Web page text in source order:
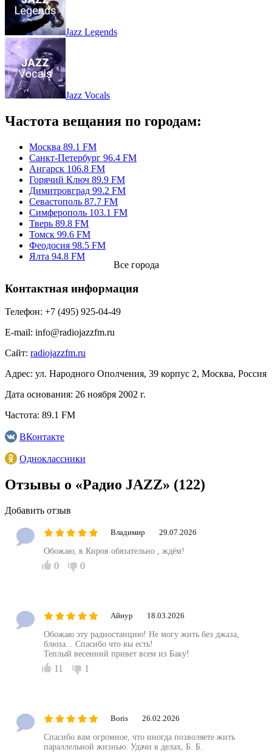
Jazz Legends
Jazz Vocals
Частота вещания по городам:
Москва 89.1 FM
Санкт-Петербург 96.4 FM
Ангарск 106.8 FM
Горячий Ключ 89.9 FM
Димитровград 99.2 FM
Севастополь 87.7 FM
Симферополь 103.1 FM
Тверь 89.8 FM
Томск 99.6 FM
Феодосия 98.5 FM
Ялта 94.8 FM
Все города
Контактная информация
Телефон: +7 (495) 925-04-49
E-mail: info@radiojazzfm.ru
Сайт: radiojazzfm.ru
Адрес: ул. Народного Ополчения, 39 корпус 2, Москва, Россия
Дата основания: 26 ноября 2002 г.
Частота: 89.1 FM
ВКонтакте
Одноклассники
Отзывы о «Радио JAZZ» (122)
Добавить отзыв
Владимир 29.07.2026
Обожаю, в Киров обязательно , ждём!
0 0
Айнур 18.03.2026
Обожаю эту радиостанцию! Не могу жить без джаза,
блюза... Спасибо что вы есть!
Теплый весенний привет всем из Баку!
11 1
Boris 26.02.2026
Спасибо вам огромное, что иногда позволяете жить
параллельной жизнью. Удачи в делах, Б. Б.